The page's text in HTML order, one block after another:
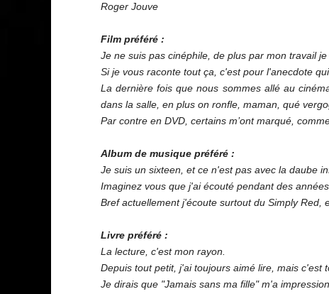
Roger Jouve
Film préféré :
Je ne suis pas cinéphile, de plus par mon travail
Si je vous raconte tout ça, c'est pour l'anecdote
La dernière fois que nous sommes allé au
dans la salle, en plus on ronfle, maman, qué
Par contre en DVD, certains m’ont marqué,
Album de musique préféré :
Je suis un sixteen, et ce n'est pas avec la daube
Imaginez vous que j'ai écouté pendant des
Bref actuellement j'écoute surtout du Simply Red,
Livre préféré :
La lecture, c'est mon rayon.
Depuis tout petit, j'ai toujours aimé lire, mais c'est
Je dirais que "Jamais sans ma fille" m'a